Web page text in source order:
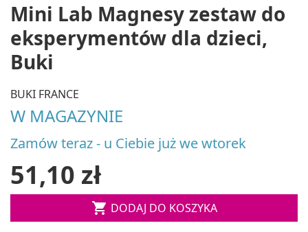
Mini Lab Magnesy zestaw do
eksperymentów dla dzieci,
Buki
BUKI FRANCE
W MAGAZYNIE
Zamów teraz - u Ciebie już we wtorek
51,10 zł
 DODAJ DO KOSZYKA